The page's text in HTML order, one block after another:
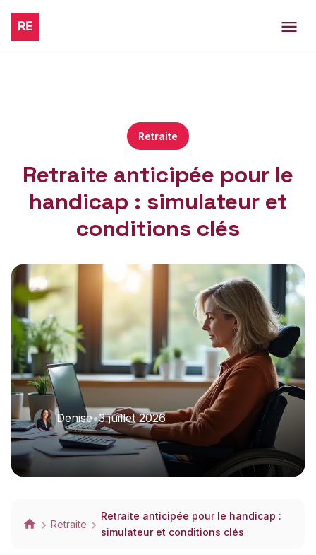
Retraite
Retraite anticipée pour le
handicap : simulateur et
conditions clés
Denise•3 juillet 2026
Retraite
Retraite anticipée pour le handicap :
simulateur et conditions clés